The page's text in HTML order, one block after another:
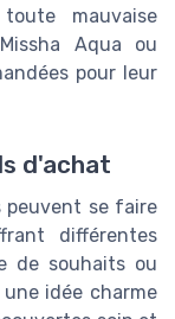
mauvaise
Aqua ou
pour leur
d'achat
peuvent se faire
différentes
de souhaits ou
idée charme